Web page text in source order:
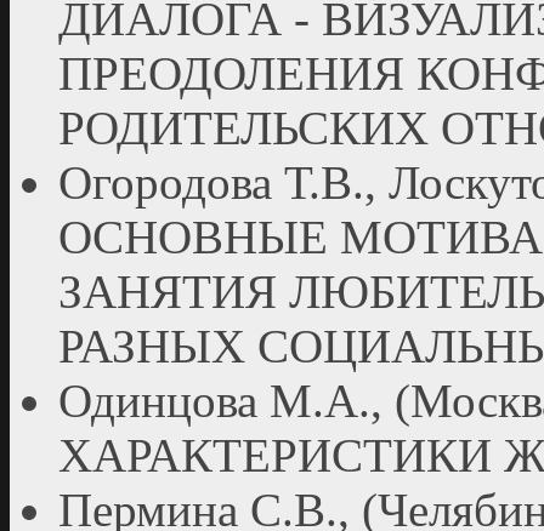
ДИАЛОГА -
ПРЕОДОЛЕНИЯ
РОДИТЕЛЬСКИХ
Огородова Т.В.,
ОСНОВНЫЕ
ЗАНЯТИЯ
РАЗНЫХ
Одинцова М.А.,
ХАРАКТЕРИСТИКИ
Пермина С.В.,